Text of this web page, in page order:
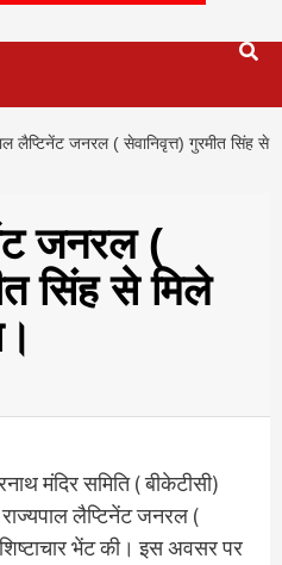
लैप्टिनेंट जनरल ( सेवानिवृत्त) गुरमीत सिंह से
जनरल (
सिंह से मिले
मंदिर समिति ( बीकेटीसी)
लैप्टिनेंट जनरल (
भेंट की। इस अवसर पर